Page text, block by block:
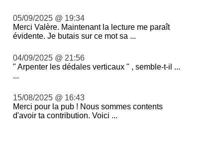
05/09/2025 @ 19:34
Merci Valère. Maintenant la lecture me paraît
évidente. Je butais sur ce mot sa ...
04/09/2025 @ 21:56
" Arpenter les dédales verticaux " , semble-t-il ...
...
15/08/2025 @ 16:43
Merci pour la pub ! Nous sommes contents
d'avoir ta contribution. Voici ...